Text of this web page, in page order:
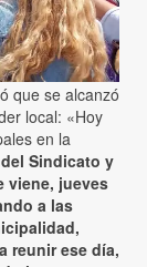
que se alcanzó
local: «Hoy
en la
Sindicato y
viene, jueves
a las
reunir ese día,